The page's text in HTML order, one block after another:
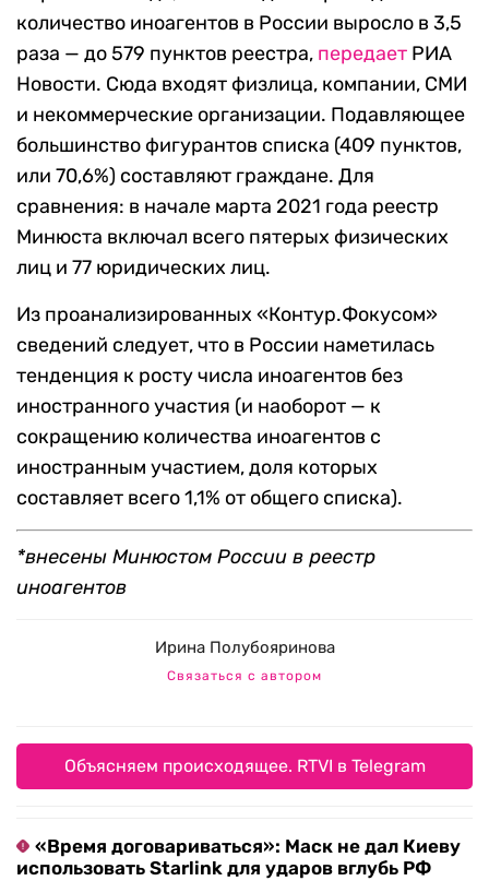
количество иноагентов в России выросло в 3,5
раза — до 579 пунктов реестра, передает РИА
Новости. Сюда входят физлица, компании, СМИ
и некоммерческие организации. Подавляющее
большинство фигурантов списка (409 пунктов,
или 70,6%) составляют граждане. Для
сравнения: в начале марта 2021 года реестр
Минюста включал всего пятерых физических
лиц и 77 юридических лиц.
Из проанализированных «Контур.Фокусом»
сведений следует, что в России наметилась
тенденция к росту числа иноагентов без
иностранного участия (и наоборот — к
сокращению количества иноагентов с
иностранным участием, доля которых
составляет всего 1,1% от общего списка).
*внесены Минюстом России в реестр
иноагентов
Ирина Полубояринова
Связаться с автором
Объясняем происходящее. RTVI в Telegram
«Время договариваться»: Маск не дал Киеву
использовать Starlink для ударов вглубь РФ